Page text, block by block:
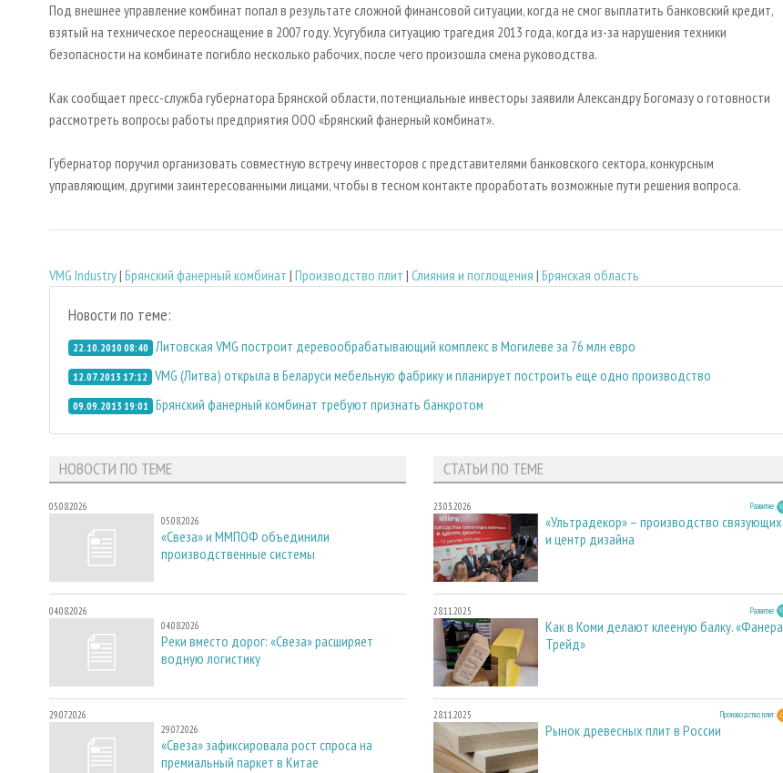
Под внешнее управление комбинат попал в результате сложной финансовой ситуации, когда не смог выплатить банковский кредит,
взятый на техническое переоснащение в 2007 году. Усугубила ситуацию трагедия 2013 года, когда из-за нарушения техники
безопасности на комбинате погибло несколько рабочих, после чего произошла смена руководства.
Как сообщает пресс-служба губернатора Брянской области, потенциальные инвесторы заявили Александру Богомазу о готовности
рассмотреть вопросы работы предприятия ООО «Брянский фанерный комбинат».
Губернатор поручил организовать совместную встречу инвесторов с представителями банковского сектора, конкурсным
управляющим, другими заинтересованными лицами, чтобы в тесном контакте проработать возможные пути решения вопроса.
VMG Industry| Брянский фанерный комбинат | Производство плит | Слияния и поглощения | Брянская область
Новости по теме:
22.10.2010 08:40 Литовская VMG построит деревообрабатывающий комплекс в Могилеве за 76 млн евро
12.07.2013 17:12 VMG (Литва) открыла в Беларуси мебельную фабрику и планирует построить еще одно производство
09.09.2013 19:01 Брянский фанерный комбинат требуют признать банкротом
НОВОСТИ ПО ТЕМЕ
05.08.2026
05.08.2026
«Свеза» и ММПОФ объединили
производственные системы
04.08.2026
04.08.2026
Реки вместо дорог: «Свеза» расширяет
водную логистику
29.07.2026
29.07.2026
«Свеза» зафиксировала рост спроса на
премиальный паркет в Китае
СТАТЬИ ПО ТЕМЕ
23.03.2026 Развитие
«Ультрадекор» – производство связующих
и центр дизайна
28.11.2025 Развитие
Как в Коми делают клееную балку. «Фанера
Трейд»
28.11.2025 Производство плит
Рынок древесных плит в России